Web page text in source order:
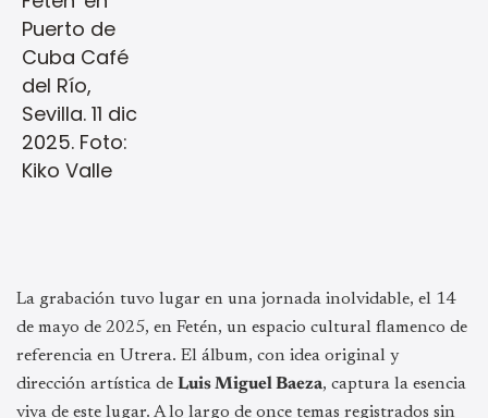
La grabación tuvo lugar en una jornada inolvidable, el 14
de mayo de 2025, en Fetén, un espacio cultural flamenco de
referencia en Utrera. El álbum, con idea original y
dirección artística de Luis Miguel Baeza, captura la esencia
viva de este lugar. A lo largo de once temas registrados sin